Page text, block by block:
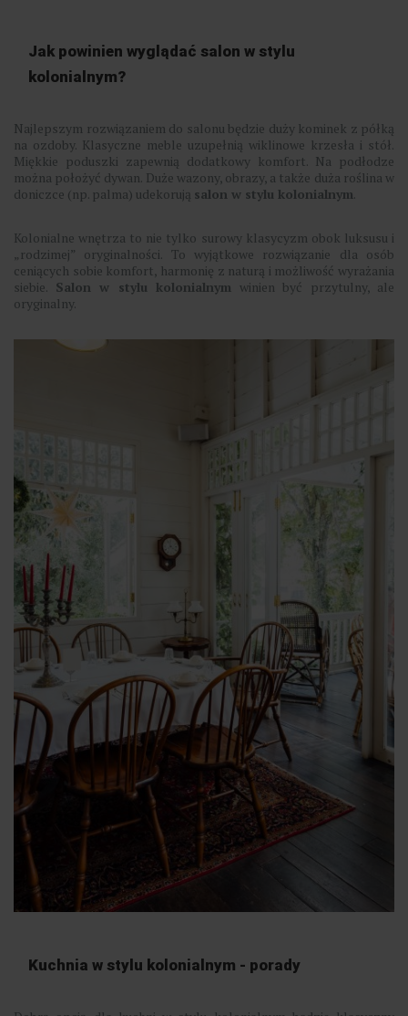
Jak powinien wyglądać salon w stylu
kolonialnym?
Najlepszym rozwiązaniem do salonu będzie duży kominek z półką
na ozdoby. Klasyczne meble uzupełnią wiklinowe krzesła i stół.
Miękkie poduszki zapewnią dodatkowy komfort. Na podłodze
można położyć dywan. Duże wazony, obrazy, a także duża roślina w
doniczce (np. palma) udekorują salon w stylu kolonialnym.
Kolonialne wnętrza to nie tylko surowy klasycyzm obok luksusu i
„rodzimej” oryginalności. To wyjątkowe rozwiązanie dla osób
ceniących sobie komfort, harmonię z naturą i możliwość wyrażania
siebie. Salon w stylu kolonialnym winien być przytulny, ale
oryginalny.
Kuchnia w stylu kolonialnym - porady